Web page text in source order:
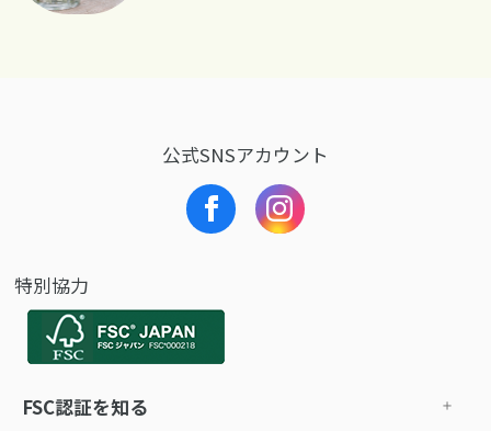
公式SNSアカウント
特別協力
FSC認証を知る